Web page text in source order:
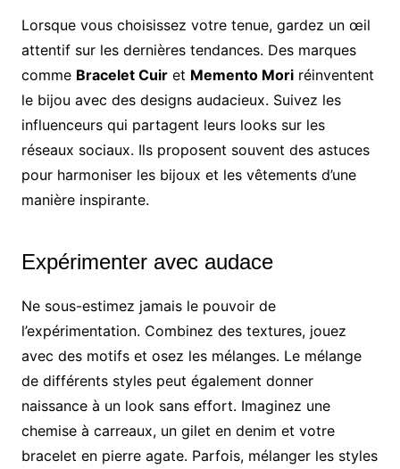
Lorsque vous choisissez votre tenue, gardez un œil
attentif sur les dernières tendances. Des marques
comme Bracelet Cuiret Memento Moriréinventent
le bijou avec des designs audacieux. Suivez les
influenceurs qui partagent leurs looks sur les
réseaux sociaux. Ils proposent souvent des astuces
pour harmoniser les bijoux et les vêtements d’une
manière inspirante.
Expérimenter avec audace
Ne sous-estimez jamais le pouvoir de
l’expérimentation. Combinez des textures, jouez
avec des motifs et osez les mélanges. Le mélange
de différents styles peut également donner
naissance à un look sans effort. Imaginez une
chemise à carreaux, un gilet en denim et votre
bracelet en pierre agate. Parfois, mélanger les styles